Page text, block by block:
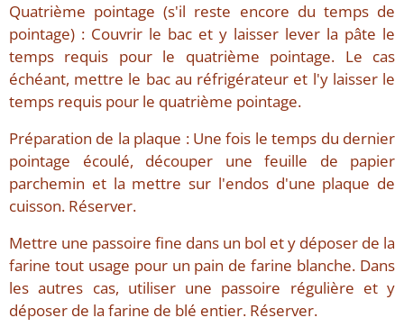
Quatrième pointage (s'il reste encore du temps de
pointage) : Couvrir le bac et y laisser lever la pâte le
temps requis pour le quatrième pointage. Le cas
échéant, mettre le bac au réfrigérateur et l'y laisser le
temps requis pour le quatrième pointage.
Préparation de la plaque : Une fois le temps du dernier
pointage écoulé, découper une feuille de papier
parchemin et la mettre sur l'endos d'une plaque de
cuisson. Réserver.
Mettre une passoire fine dans un bol et y déposer de la
farine tout usage pour un pain de farine blanche. Dans
les autres cas, utiliser une passoire régulière et y
déposer de la farine de blé entier. Réserver.